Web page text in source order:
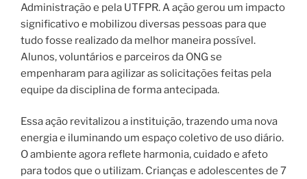
Administração e pela UTFPR. A ação gerou um impacto
significativo e mobilizou diversas pessoas para que
tudo fosse realizado da melhor maneira possível.
Alunos, voluntários e parceiros da ONG se
empenharam para agilizar as solicitações feitas pela
equipe da disciplina de forma antecipada.
Essa ação revitalizou a instituição, trazendo uma nova
energia e iluminando um espaço coletivo de uso diário.
O ambiente agora reflete harmonia, cuidado e afeto
para todos que o utilizam. Crianças e adolescentes de 7